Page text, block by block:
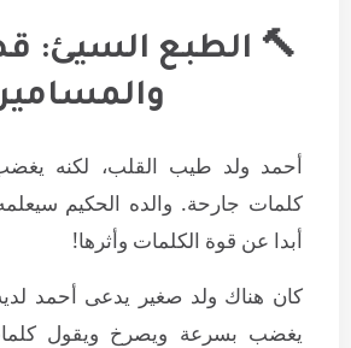
🔨 الطبع السيئ:
أحمد ولد طيب القلب، لكنه
كلمات جارحة. والده الحكيم
أبدا عن قوة الكلمات وأثرها!
كان هناك ولد صغير يدعى أحمد
يغضب بسرعة ويصرخ ويقول